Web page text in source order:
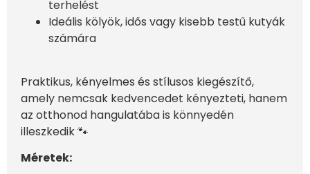
terhelést
Ideális kölyök, idős vagy kisebb testű kutyák
számára
Praktikus, kényelmes és stílusos kiegészítő,
amely nemcsak kedvencedet kényezteti, hanem
az otthonod hangulatába is könnyedén
illeszkedik 🐾
Méretek: